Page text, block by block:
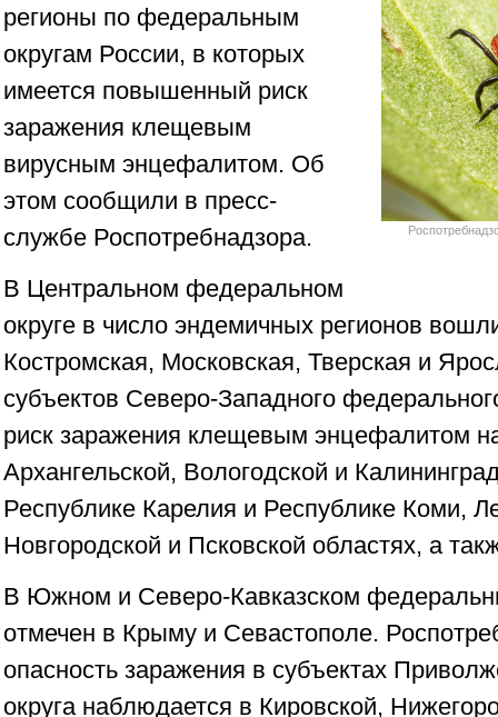
регионы по федеральным
округам России, в которых
имеется повышенный риск
заражения клещевым
вирусным энцефалитом. Об
этом сообщили в пресс-
службе Роспотребнадзора.
В Центральном федеральном
округе в число эндемичных регионов
Костромская, Московская, Тверская и
субъектов Северо-Западного
риск заражения клещевым энцефалитом
Архангельской, Вологодской и
Республике Карелия и Республике Коми,
Новгородской и Псковской областях, а
В Южном и Северо-Кавказском
отмечен в Крыму и Севастополе.
опасность заражения в субъектах
округа наблюдается в Кировской,